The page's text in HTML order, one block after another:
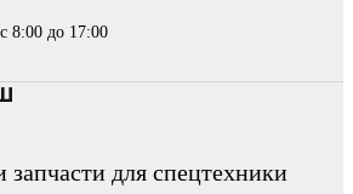
8:00 до 17:00
для спецтехники